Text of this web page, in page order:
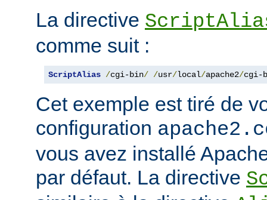
La directive
comme suit :
ScriptAlias /cgi-bin/ /usr/local/apache2/cgi-
Cet exemple est tiré de
configuration
vous avez installé
par défaut. La directive